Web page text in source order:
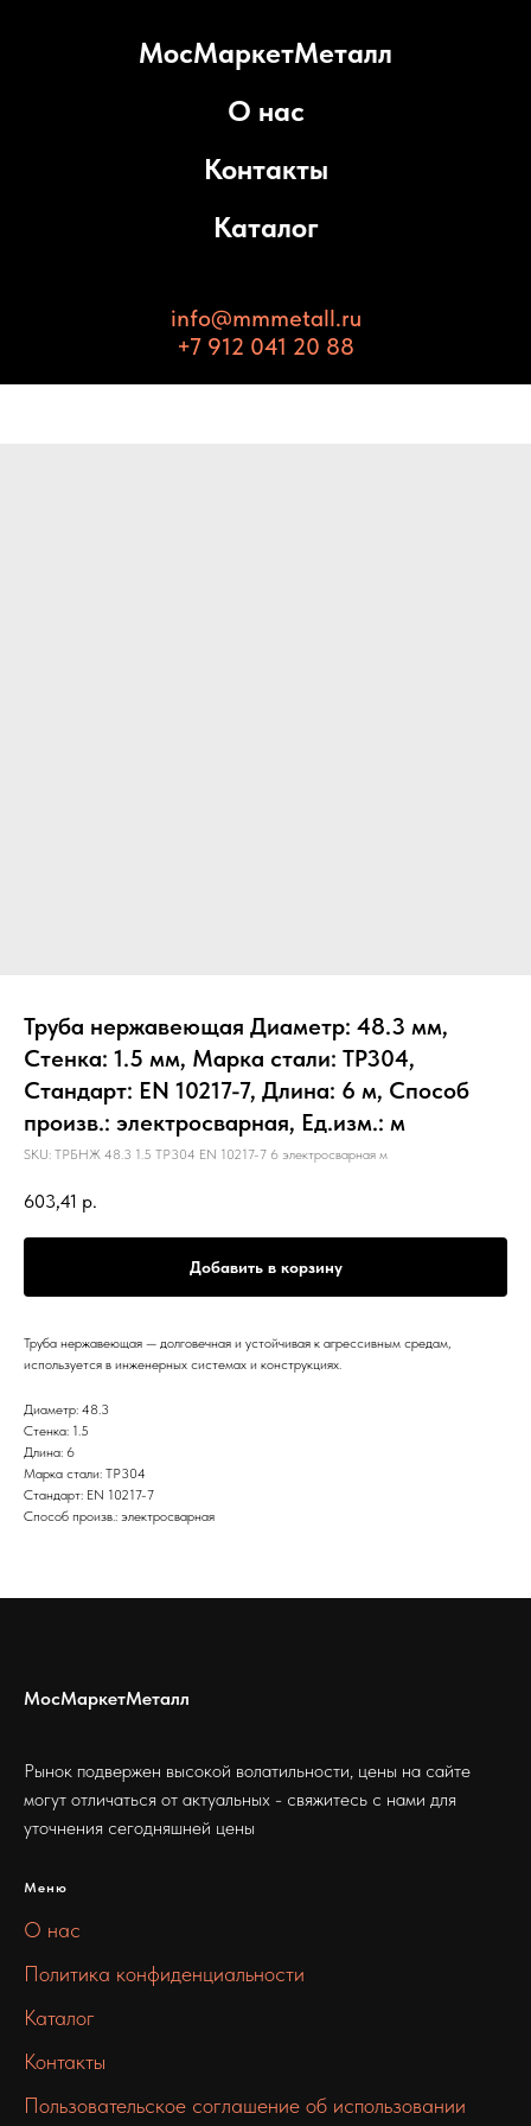
МосМаркетМеталл
О нас
Контакты
Каталог
info@mmmetall.ru
+7 912 041 20 88
Труба нержавеющая Диаметр: 48.3 мм,
Стенка: 1.5 мм, Марка стали: TP304,
Стандарт: EN 10217-7, Длина: 6 м, Способ
произв.: электросварная, Ед.изм.: м
SKU: ТРБНЖ 48.3 1.5 TP304 EN 10217-7 6 электросварная м
603,41 р.
Добавить в корзину
Труба нержавеющая — долговечная и устойчивая к агрессивным средам,
используется в инженерных системах и конструкциях.
Диаметр: 48.3
Стенка: 1.5
Длина: 6
Марка стали: TP304
Стандарт: EN 10217-7
Способ произв.: электросварная
МосМаркетМеталл
Рынок подвержен высокой волатильности, цены на сайте
могут отличаться от актуальных - свяжитесь с нами для
уточнения сегодняшней цены
Меню
О нас
Политика конфиденциальности
Каталог
Контакты
Пользовательское соглашение об использовании